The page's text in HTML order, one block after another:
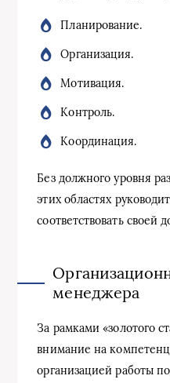
Планирование.
Организация.
Мотивация.
Контроль.
Координация.
Без должного уровня
этих областях
соответствовать своей
менеджера
За рамками «золотого
внимание на
организацией работы